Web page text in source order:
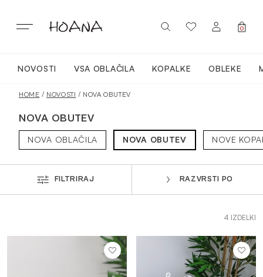
content
PRIJAVA / REGISTRACIJA
0
NOVOSTI VSA OBLAČILA KOPALKE OBLEKE
OBLEKE
HOME / NOVOSTI / NOVA OBUTEV
NOVA OBUTEV
NOVA OBLAČILA NOVA OBUTEV NOVE
FILTRIRAJ RAZVRSTI PO
4 IZDELKI